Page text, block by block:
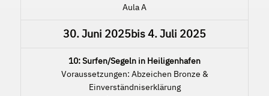
Aula A
30. Juni 2025bis4. Juli 2025
10: Surfen/Segeln in Heiligenhafen
Voraussetzungen: Abzeichen Bronze &
Einverständniserklärung